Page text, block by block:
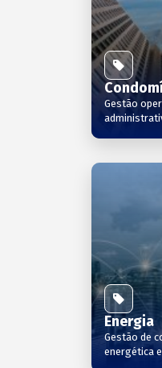
Gestão
Energia
Gestão de
energética